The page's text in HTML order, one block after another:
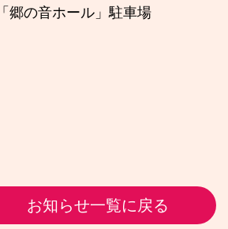
郷の音ホール」駐車場
お知らせ一覧に戻る